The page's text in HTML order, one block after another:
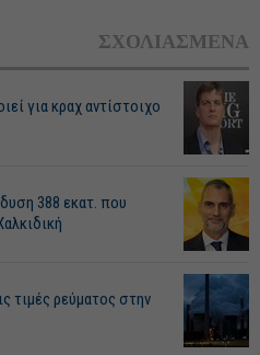
ΣΧΟΛΙΑΣΜΕΝΑ
για κραχ αντίστοιχο
388 εκατ. που
τιμές ρεύματος στην